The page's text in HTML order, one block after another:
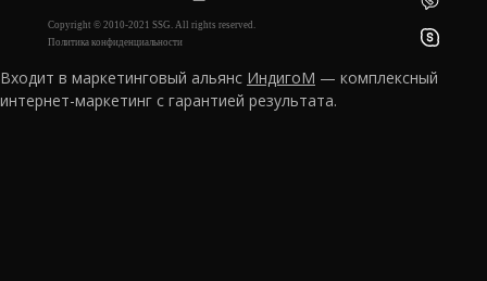
Copyright © 2010-2021 SSG. All rights reserved.
Политика конфиденциальности
Входит в маркетинговый альянс ИндигоМ — комплексный
интернет-маркетинг с гарантией результата.